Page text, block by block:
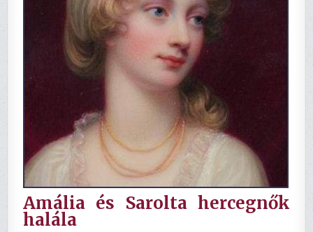
Amália és Sarolta hercegnők
halála